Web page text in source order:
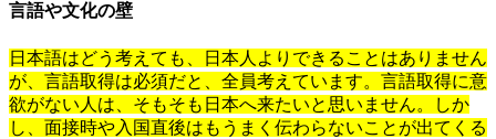
言語や文化の壁
日本語はどう考えても、日本人よりできることはありません
が、言語取得は必須だと、全員考えています。言語取得に意
欲がない人は、そもそも日本へ来たいと思いません。しか
し、面接時や入国直後はもうまく伝わらないことが出てくる